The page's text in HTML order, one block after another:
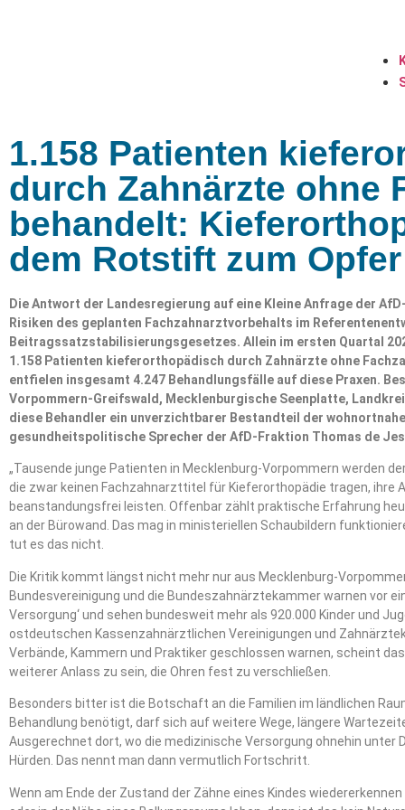
1.158 Patienten
durch Zahnärzte ohne
behandelt:
dem Rotstift zum
Die Antwort der Landesregierung auf eine Kleine Anfrage der
Risiken des geplanten Fachzahnarztvorbehalts im
Beitragssatzstabilisierungsgesetzes. Allein im ersten Quartal
1.158 Patienten kieferorthopädisch durch Zahnärzte ohne
entfielen insgesamt 4.247 Behandlungsfälle auf diese Praxen.
Vorpommern-Greifswald, Mecklenburgische Seenplatte,
diese Behandler ein unverzichtbarer Bestandteil der
gesundheitspolitische Sprecher der AfD-Fraktion Thomas de
„Tausende junge Patienten in Mecklenburg-Vorpommern werden
die zwar keinen Fachzahnarzttitel für Kieferorthopädie tragen, ihre
beanstandungsfrei leisten. Offenbar zählt praktische Erfahrung
an der Bürowand. Das mag in ministeriellen Schaubildern
tut es das nicht.
Die Kritik kommt längst nicht mehr nur aus Mecklenburg-
Bundesvereinigung und die Bundeszahnärztekammer warnen vor
Versorgung‘ und sehen bundesweit mehr als 920.000 Kinder und
ostdeutschen Kassenzahnärztlichen Vereinigungen und
Verbände, Kammern und Praktiker geschlossen warnen, scheint
weiterer Anlass zu sein, die Ohren fest zu verschließen.
Besonders bitter ist die Botschaft an die Familien im ländlichen
Behandlung benötigt, darf sich auf weitere Wege, längere
Ausgerechnet dort, wo die medizinische Versorgung ohnehin
Hürden. Das nennt man dann vermutlich Fortschritt.
Wenn am Ende der Zustand der Zähne eines Kindes